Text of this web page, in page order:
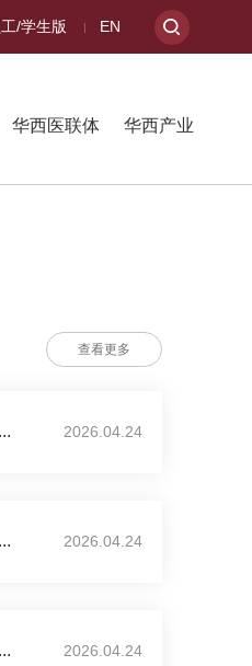
/学生版 EN
华西医联体 华西产业
查看更多
2026.04.24
2026.04.24
2026.04.24